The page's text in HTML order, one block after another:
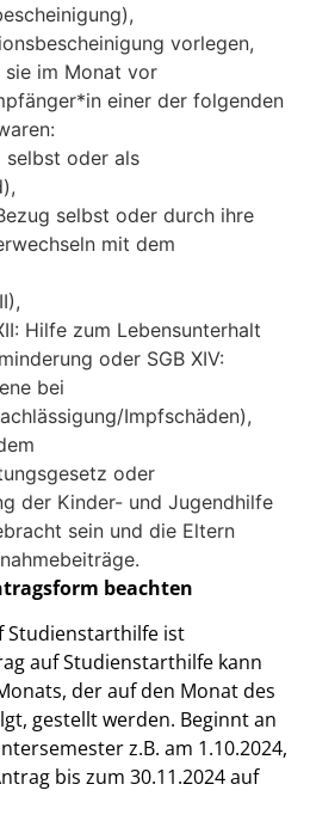
vorlegen,
sie im Monat vor
einer der folgenden
selbst oder als
selbst oder durch ihre
mit dem
Hilfe zum Lebensunterhalt
oder SGB XIV:
bei
Impfschäden),
oder
der Kinder- und Jugendhilfe
sein und die Eltern
beachten
Studienstarthilfe ist
auf Studienstarthilfe kann
der auf den Monat des
gestellt werden. Beginnt an
z.B. am 1.10.2024,
bis zum 30.11.2024 auf